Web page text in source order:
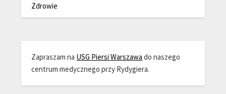
Zdrowie
Zapraszam na USG Piersi Warszawa do naszego
centrum medycznego przy Rydygiera.